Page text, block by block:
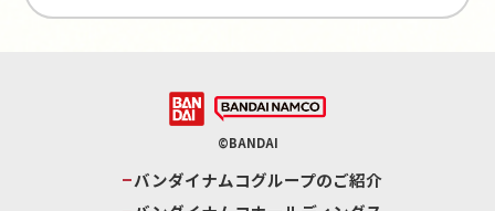
©BANDAI
バンダイナムコグループのご紹介